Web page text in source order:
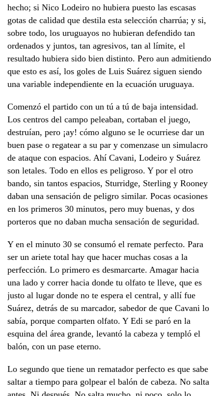
hecho; si Nico Lodeiro no hubiera puesto las escasas
gotas de calidad que destila esta selección charrúa; y si,
sobre todo, los uruguayos no hubieran defendido tan
ordenados y juntos, tan agresivos, tan al límite, el
resultado hubiera sido bien distinto. Pero aun admitiendo
que esto es así, los goles de Luis Suárez siguen siendo
una variable independiente en la ecuación uruguaya.
Comenzó el partido con un tú a tú de baja intensidad.
Los centros del campo peleaban, cortaban el juego,
destruían, pero ¡ay! cómo alguno se le ocurriese dar un
buen pase o regatear a su par y comenzase un simulacro
de ataque con espacios. Ahí Cavani, Lodeiro y Suárez
son letales. Todo en ellos es peligroso. Y por el otro
bando, sin tantos espacios, Sturridge, Sterling y Rooney
daban una sensación de peligro similar. Pocas ocasiones
en los primeros 30 minutos, pero muy buenas, y dos
porteros que no daban mucha sensación de seguridad.
Y en el minuto 30 se consumó el remate perfecto. Para
ser un ariete total hay que hacer muchas cosas a la
perfección. Lo primero es desmarcarte. Amagar hacia
una lado y correr hacia donde tu olfato te lleve, que es
justo al lugar donde no te espera el central, y allí fue
Suárez, detrás de su marcador, sabedor de que Cavani lo
sabía, porque comparten olfato. Y Edi se paró en la
esquina del área grande, levantó la cabeza y templó el
balón, con un pase eterno.
Lo segundo que tiene un rematador perfecto es que sabe
saltar a tiempo para golpear el balón de cabeza. No salta